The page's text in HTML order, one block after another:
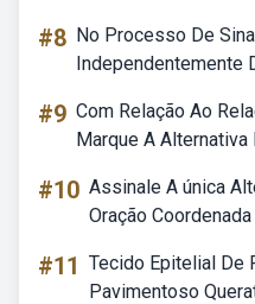
#8 No Processo De
Independentemente
#9 Com Relação Ao
Marque A Alternativa
#10 Assinale A única
Oração
#11 Tecido Epitelial De
Pavimentoso